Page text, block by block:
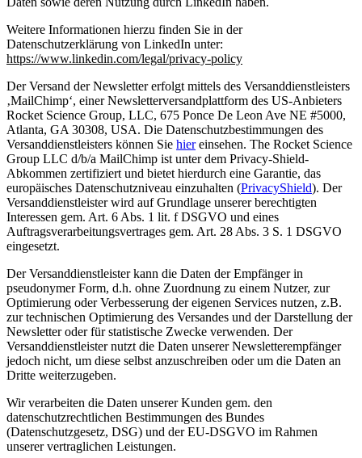
Weitere Informationen hierzu finden Sie in der
Datenschutzerklärung von LinkedIn unter:
https://www.linkedin.com/legal/privacy-policy
Der Versand der Newsletter erfolgt mittels des Versanddienstleisters
‚MailChimp‘, einer Newsletterversandplattform des US-Anbieters
Rocket Science Group, LLC, 675 Ponce De Leon Ave NE #5000,
Atlanta, GA 30308, USA. Die Datenschutzbestimmungen des
Versanddienstleisters können Sie hiereinsehen. The Rocket Science
Group LLC d/b/a MailChimp ist unter dem Privacy-Shield-
Abkommen zertifiziert und bietet hierdurch eine Garantie, das
europäisches Datenschutzniveau einzuhalten (PrivacyShield). Der
Versanddienstleister wird auf Grundlage unserer berechtigten
Interessen gem. Art. 6 Abs. 1 lit. f DSGVO und eines
Auftragsverarbeitungsvertrages gem. Art. 28 Abs. 3 S. 1 DSGVO
eingesetzt.
Der Versanddienstleister kann die Daten der Empfänger in
pseudonymer Form, d.h. ohne Zuordnung zu einem Nutzer, zur
Optimierung oder Verbesserung der eigenen Services nutzen, z.B.
zur technischen Optimierung des Versandes und der Darstellung der
Newsletter oder für statistische Zwecke verwenden. Der
Versanddienstleister nutzt die Daten unserer Newsletterempfänger
jedoch nicht, um diese selbst anzuschreiben oder um die Daten an
Dritte weiterzugeben.
Wir verarbeiten die Daten unserer Kunden gem. den
datenschutzrechtlichen Bestimmungen des Bundes
(Datenschutzgesetz, DSG) und der EU-DSGVO im Rahmen
unserer vertraglichen Leistungen.